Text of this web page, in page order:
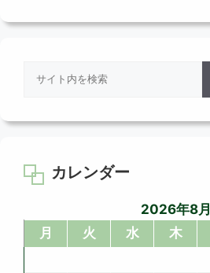
カレンダー
2026年8月
月
火 水 木